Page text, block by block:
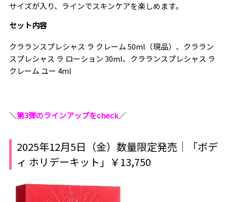
サイズが入り、ラインでスキンケアを楽しめます。
セット内容
クラランスプレシャス ラ クレーム 50ml（現品）、クララン
スプレシャス ラ ローション 30ml、クラランスプレシャス ラ
クレーム ユー 4ml
＼第3弾のラインアップをcheck／
2025年12月5日（金）数量限定発売｜「ボデ
ィ ホリデーキット」￥13,750